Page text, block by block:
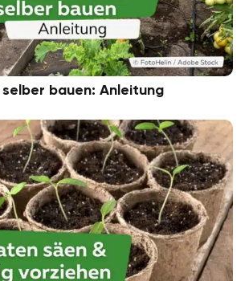
bauen: Anleitung